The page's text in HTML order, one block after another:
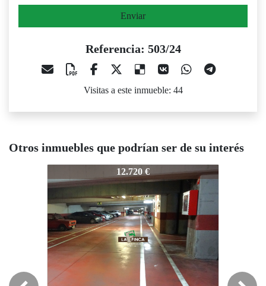
Enviar
Referencia: 503/24
Visitas a este inmueble: 44
Otros inmuebles que podrían ser de su interés
12.720 €
503/24 11.500 €